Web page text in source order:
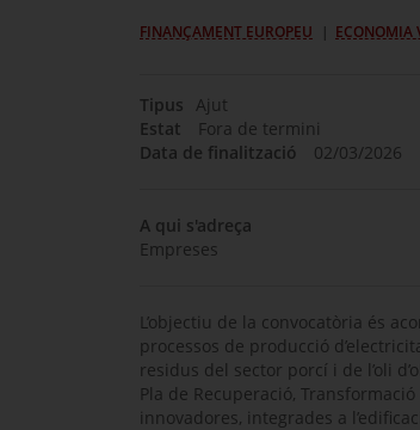
FINANÇAMENT EUROPEU ECONOMIA
Tipus Ajut
Estat
Fora de termini
Data de finalització
02/03/2026
A qui s'adreça
Empreses
L’objectiu de la convocatòria és
processos de producció
residus del sector porcí i de l’oli
Pla de Recuperació,
innovadores, integrades a